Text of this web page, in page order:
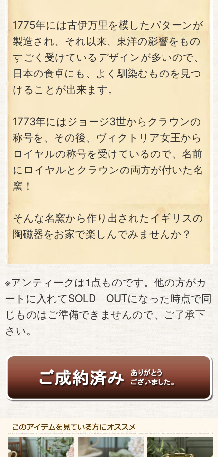
1775年には古伊万里を模したパターンが
製造され、それ以来、東洋の影響をもの
すごく受けているデザインが多いので、
日本の食卓にも、よく馴染むものを見つ
けることが出来ます。
1773年にはジョージ3世からクラウンの
称号を、その後、ヴィクトリア女王から
ロイヤルの称号を受けているので、名前
にロイヤルとクラウンの両方が付いた名
窯！
そんな名窯から作り出されたイギリスの
陶磁器をお家で楽しんでみませんか？
※アンティークは1点ものです。他の方がカ
ートに入れてSOLD OUTになった時点で同
じものはご準備できませんので、ご了承下
さい。